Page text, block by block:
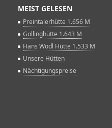
MEIST GELESEN
Preintalerhütte 1.656 M
Gollinghütte 1.643 M
Hans Wödl Hütte 1.533 M
Unsere Hütten
Nächtigungspreise